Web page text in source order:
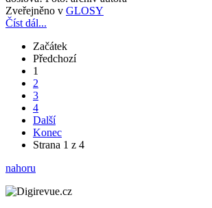
Zveřejněno v GLOSY
Číst dál...
Začátek
Předchozí
1
2
3
4
Další
Konec
Strana 1 z 4
nahoru